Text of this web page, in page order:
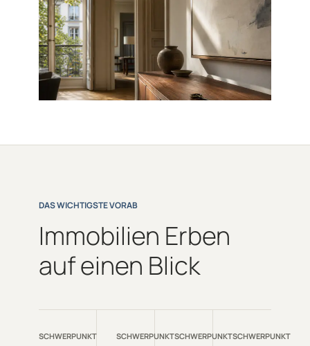
DAS WICHTIGSTE VORAB
Immobilien Erben
auf einen Blick
SCHWERPUNKT SCHWERPUNKTSCHWERPUNKTSCHWERPUNKT